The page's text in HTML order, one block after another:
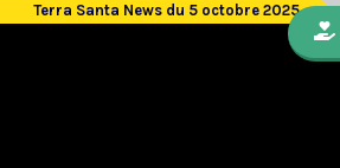
Terra Santa News du 5 octobre 2025